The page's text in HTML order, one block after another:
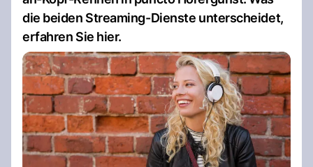
die beiden Streaming-Dienste unterscheidet,
erfahren Sie hier.